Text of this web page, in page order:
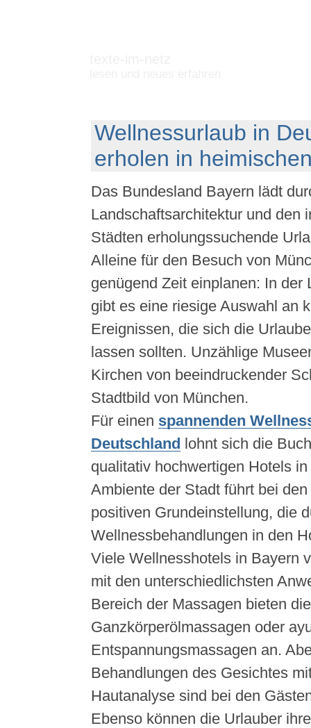
Wellnessurlaub in
erholen in
Das Bundesland Bayern lädt
Landschaftsarchitektur und den
Städten erholungssuchende
Alleine für den Besuch von
genügend Zeit einplanen: In der
gibt es eine riesige Auswahl an
Ereignissen, die sich die
lassen sollten. Unzählige
Kirchen von beeindruckender
Stadtbild von München.
Für einen spannenden
Deutschland lohnt sich die
qualitativ hochwertigen Hotels
Ambiente der Stadt führt bei
positiven Grundeinstellung, die
Wellnessbehandlungen in den
Viele Wellnesshotels in Bayern
mit den unterschiedlichsten
Bereich der Massagen bieten
Ganzkörperölmassagen oder
Entspannungsmassagen an.
Behandlungen des Gesichtes
Hautanalyse sind bei den
Ebenso können die Urlauber